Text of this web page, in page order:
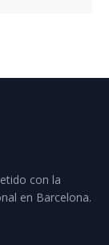
con la
en Barcelona.